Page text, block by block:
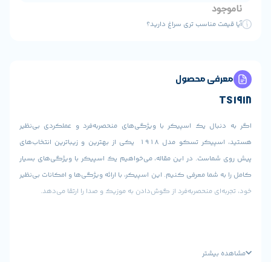
سراغ دارید؟
با ویژگی‌های منحصربه‌فرد و عملکردی بی‌نظیر
هستید، اسپیکر تسکو مدل 1918 یکی از بهترین و زیباترین انتخاب‌های
مقاله، می‌خواهیم یک اسپیکر با ویژگی‌های بسیار
این اسپیکر، با ارائه ویژگی‌ها و امکانات بی‌نظیر
از گوش‌دادن به موزیک و صدا را ارتقا می‌دهد.